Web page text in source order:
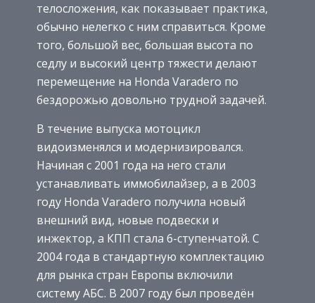
телосложения, как показывает практика,
обычно нелегко с ним справиться. Кроме
того, большой вес, большая высота по
седлу и высокий центр тяжести делают
перемещение на Honda Varadero по
бездорожью довольно трудной задачей.
В течение выпуска мотоцикл
видоизменялся и модернизировался.
Начиная с 2001 года на него стали
устанавливать иммобилайзер, а в 2003
году Honda Varadero получила новый
внешний вид, новые подвески и
инжектор, а КПП стала 6-ступенчатой. С
2004 года в стандартную комплектацию
для рынка стран Европы включили
систему АБС. В 2007 году был проведён